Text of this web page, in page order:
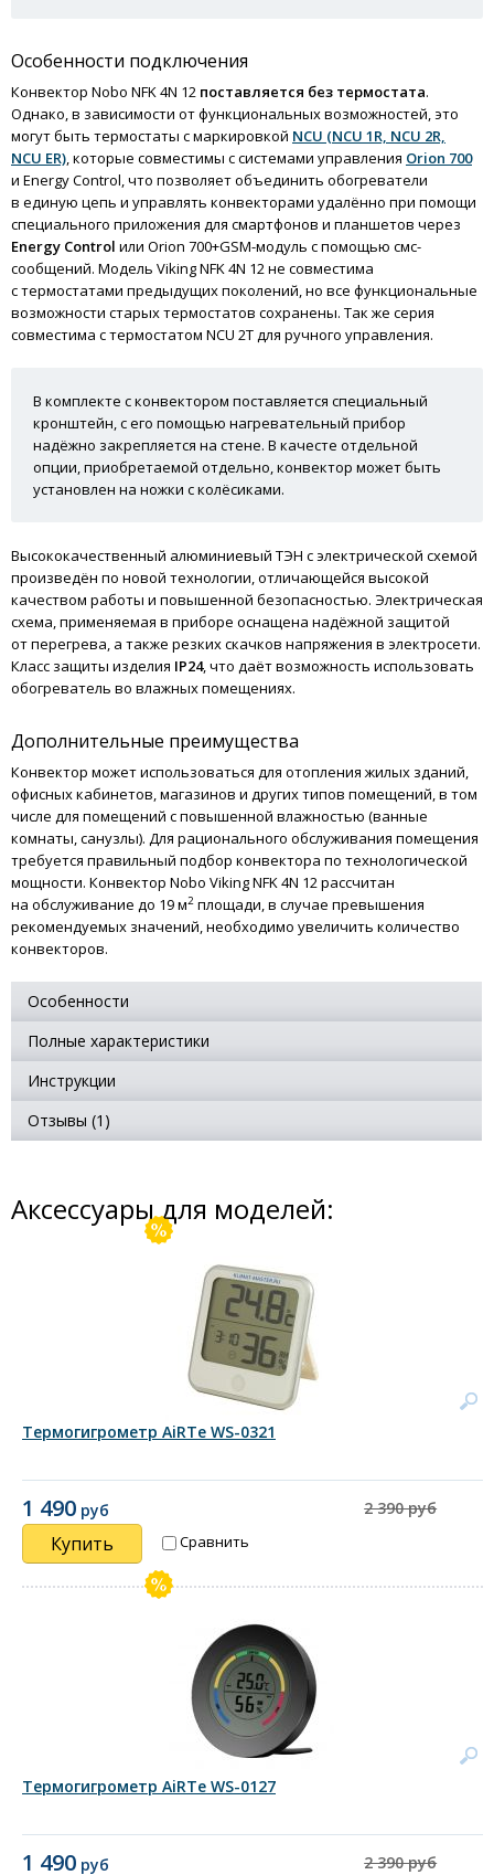
Особенности подключения
Конвектор Nobo NFK 4N 12 поставляется без термостата.
Однако, в зависимости от функциональных возможностей, это
могут быть термостаты с маркировкой NCU (NCU 1R, NCU 2R,
NCU ER), которые совместимы с системами управления Orion 700
и Energy Control, что позволяет объединить обогреватели
в единую цепь и управлять конвекторами удалённо при помощи
специального приложения для смартфонов и планшетов через
Energy Control или Orion 700+GSM-модуль с помощью смс-
сообщений. Модель Viking NFK 4N 12 не совместима
с термостатами предыдущих поколений, но все функциональные
возможности старых термостатов сохранены. Так же серия
совместима с термостатом NCU 2T для ручного управления.
В комплекте с конвектором поставляется специальный
кронштейн, с его помощью нагревательный прибор
надёжно закрепляется на стене. В качесте отдельной
опции, приобретаемой отдельно, конвектор может быть
установлен на ножки с колёсиками.
Высококачественный алюминиевый ТЭН с электрической схемой
произведён по новой технологии, отличающейся высокой
качеством работы и повышенной безопасностью. Электрическая
схема, применяемая в приборе оснащена надёжной защитой
от перегрева, а также резких скачков напряжения в электросети.
Класс защиты изделия IP24, что даёт возможность использовать
обогреватель во влажных помещениях.
Дополнительные преимущества
Конвектор может использоваться для отопления жилых зданий,
офисных кабинетов, магазинов и других типов помещений, в том
числе для помещений с повышенной влажностью (ванные
комнаты, санузлы). Для рационального обслуживания помещения
требуется правильный подбор конвектора по технологической
мощности. Конвектор Nobo Viking NFK 4N 12 рассчитан
на обслуживание до 19 м2 площади, в случае превышения
рекомендуемых значений, необходимо увеличить количество
конвекторов.
Особенности
Полные характеристики
Инструкции
Отзывы (1)
Аксессуары для моделей:
Термогигрометр AiRTe WS-0321
1 490 руб 2 390 руб
Купить Сравнить
Термогигрометр AiRTe WS-0127
1 490 руб 2 390 руб